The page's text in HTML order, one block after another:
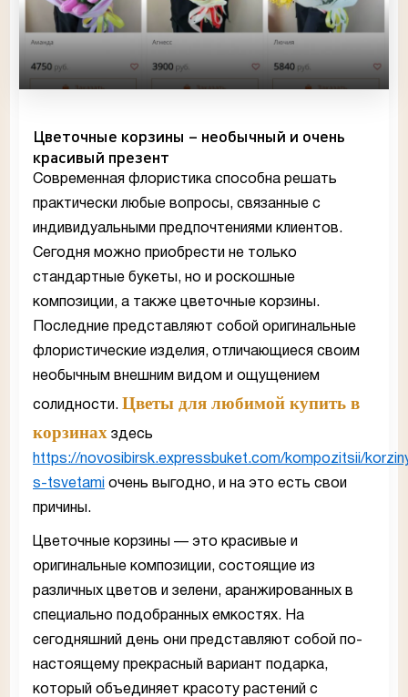
Цветочные корзины – необычный и очень
красивый презент
Современная флористика способна решать
практически любые вопросы, связанные с
индивидуальными предпочтениями клиентов.
Сегодня можно приобрести не только
стандартные букеты, но и роскошные
композиции, а также цветочные корзины.
Последние представляют собой оригинальные
флористические изделия, отличающиеся своим
необычным внешним видом и ощущением
солидности. Цветы для любимой купить в
корзинах здесь
https://novosibirsk.expressbuket.com/kompozitsii/
s-tsvetami очень выгодно, и на это есть свои
причины.
Цветочные корзины — это красивые и
оригинальные композиции, состоящие из
различных цветов и зелени, аранжированных в
специально подобранных емкостях. На
сегодняшний день они представляют собой по-
настоящему прекрасный вариант подарка,
который объединяет красоту растений с